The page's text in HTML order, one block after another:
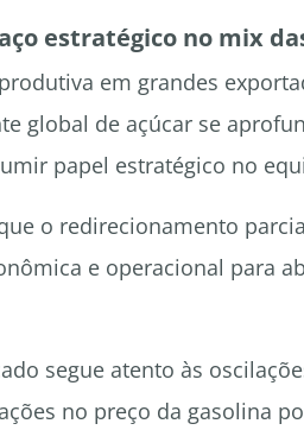
estratégico no mix
em grandes
global de açúcar se
papel estratégico no
o redirecionamento
e operacional para
segue atento às
no preço da gasolina